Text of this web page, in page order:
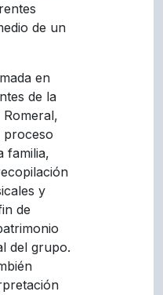
de un
en
de la
Romeral,
proceso
familia,
y
de
del grupo.